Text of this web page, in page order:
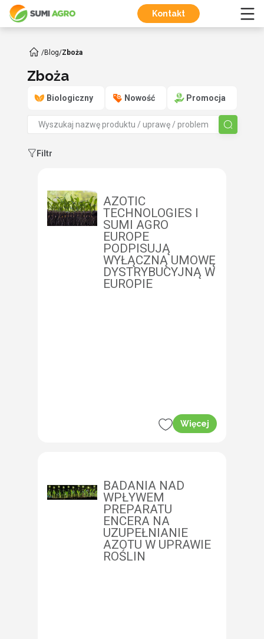
Kontakt
/Blog/Zboża
Zboża
Biologiczny Nowość Promocja
Filtr
AZOTIC
TECHNOLOGIES I
SUMI AGRO
EUROPE
PODPISUJĄ
WYŁĄCZNĄ UMOWĘ
DYSTRYBUCYJNĄ W
EUROPIE
Więcej
BADANIA NAD
WPŁYWEM
PREPARATU
ENCERA NA
UZUPEŁNIANIE
AZOTU W UPRAWIE
ROŚLIN